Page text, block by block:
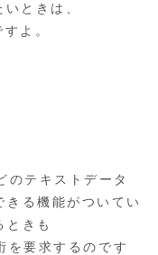
ときは、
よ。
のテキストデータ
る機能がついてい
ときも
を要求するのです